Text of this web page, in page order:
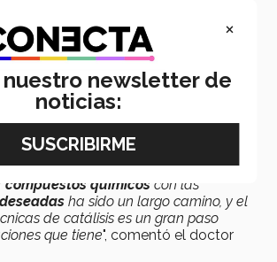
quese pueden formar dos
, que, al igual que nuestras
especular de la otra.
menudo solo querrán uno de
cuando producen productos
lo que el enfoque del trabajo de los
para la investigación y la
compuestos químicos con las
ha sido un largo camino, y el
de catálisis es un gran paso
que tiene", comentó el doctor
×
nuestro newsletter de
noticias: